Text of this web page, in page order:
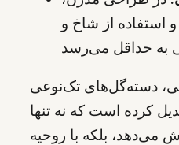
استفاده از شاخ و
دسته‌گل‌های تک‌نوعی
کرده است که نه تنها
می‌دهد، بلکه با روحیه